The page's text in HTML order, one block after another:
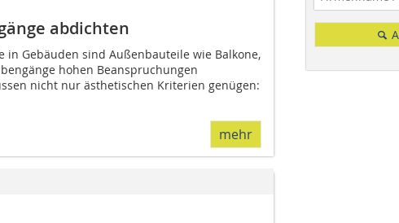
abdichten
in Gebäuden sind Außenbauteile wie Balkone,
hohen Beanspruchungen
nicht nur ästhetischen Kriterien genügen:
mehr